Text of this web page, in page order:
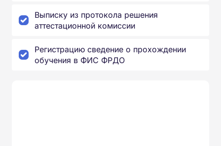
Выписку из протокола решения
аттестационной комиссии
Регистрацию сведение о прохождении
обучения в ФИС ФРДО